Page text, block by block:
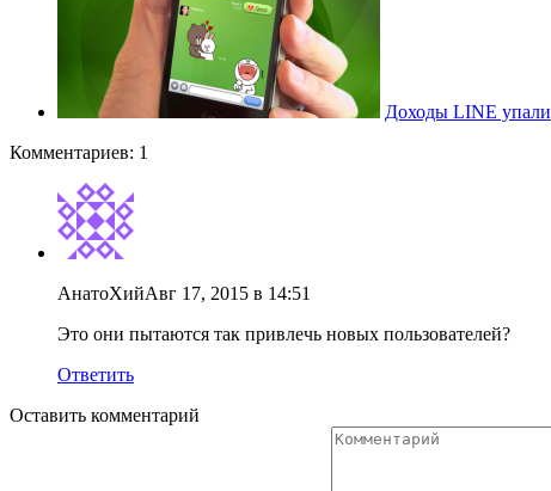
Доходы LINE упали
Комментариев: 1
АнатоХийАвг 17, 2015 в 14:51
Это они пытаются так привлечь новых пользователей?
Ответить
Оставить комментарий